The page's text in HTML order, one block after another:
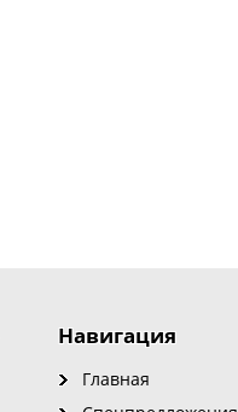
Навигация
Главная